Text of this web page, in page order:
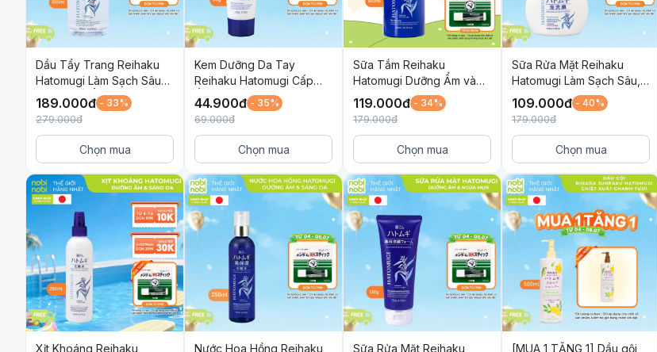
Dầu Tẩy Trang Reihaku
Hatomugi Làm Sạch Sâu
và Dưỡng Ẩm Cho Da
500ml
189.000đ - 33%
279.000đ
Chọn mua
Kem Dưỡng Da Tay
Reihaku Hatomugi Cấp
Ẩm Mềm Mịn và Ngừa Nếp
Nhăn 65g
44.900đ - 35%
69.000đ
Chọn mua
Sữa Tắm Reihaku
Hatomugi Dưỡng Ẩm và
Làm Sáng Da 600ml
119.000đ - 34%
179.000đ
Chọn mua
Sữa Rửa Mặt Reihaku
Hatomugi Làm Sạch Sâu,
Làm Sáng Da và Ngừa
Mụn 160ml
109.000đ - 40%
179.000đ
Chọn mua
Xịt Khoáng Reihaku
Nước Hoa Hồng Reihaku
Sữa Rửa Mặt Reihaku
[MUA 1 TẶNG 1] Dầu gội